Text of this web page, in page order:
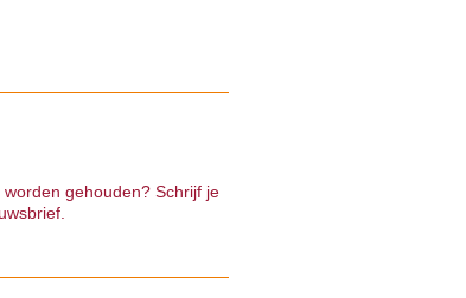
gehouden? Schrijf je